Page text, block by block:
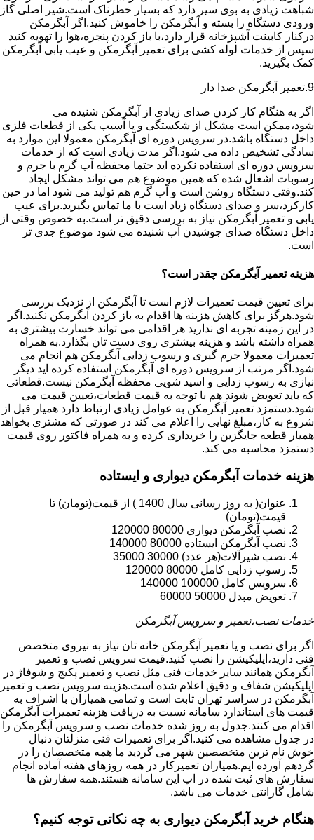
شباهت زیادی به بوی سیر دارد که بسیار خطرناک است.شیر اصلی گاز
ورودی دستگاه را بسته و آبگرمکن را خاموش کنید.اگر آبگرمکن
درکنار کابینت آشپزخانه قرار دارد،با باز کردن پنجره،هوا را تهویه کنید
سپس از خدمات لوله کشی برای تعمیر آبگرمکن و عیب یابی آبگرمکن
کمک بگیرید.
9.تعمیر آبگرمکن صدا دار
اگر به هنگام کار کردن صدای زیادی از آبگرمکن شنیده می
شود،ممکن است مشکل از شکستگی و یا آسیب یکی از قطعات فلزی
داخل دستگاه باشد.در سرویس دوره ای آبگرمکن معمولا این موارد به
سادگی تشخیص داده می شود.اگر مدت زیادی است که از خدمات
سرویس دوره ای استفاده نکرده اید حتما محفظه آب گرم با جرم و
رسوبات اشغال شده که همین موضوع هم می تواند مشکل ایجاد
کند.وقتی دستگاه روشن است و آب گرم هم تولید می شود اما در حین
کارکرد،سر و صدای دستگاه زیاد است با ما تماس بگیرید.برای عیب
یابی و تعمیر آبگرمکن نیاز به بررسی دقیق تر است.به خصوص وقتی از
داخل دستگاه صدای جوشیدن آب شنیده می شود موضوع جدی تر
است.
هزینه تعمیر آبگرمکن چقدر است؟
برای تعیین قیمت تعمیرات لازم است تا آبگرمکن از نزدیک بررسی
شود.هرگز برای کاهش هزینه ها اقدام به باز کردن آبگرمکن نکنید.اگر
در این زمینه تجربه ای ندارید هر اقدامی می تواند خسارت بیشتری به
همراه داشته باشد و هزینه بیشتری روی دست تان بگذارد.به همراه
تعمیرات معمولا جرم گیری و رسوب زدایی آبگرمکن هم انجام می
شود.اگر مرتب از سرویس دوره ای آبگرمکن استفاده کرده اید دیگر
نیازی به رسوب زدایی و اسید شویی محفظه آبگرمکن نیست.قطعاتی
که باید تعویض شوند هم با توجه به قیمت قطعات،تعیین قیمت می
شود.دستمزد تعمیر آبگرمکن به عوامل زیادی ارتباط دارد همیار قبل از
شروع به کار،مبلغ نهایی را اعلام می کند در صورتی که مشتری بخواهد
همیار قطعه جایگزین را خریداری کرده و به همراه فاکتور روی قیمت
دستمزد محاسبه می کند.
هزینه خدمات آبگرمکن دیواری و ایستاده
عنوان( به روز رسانی سال 1400 ) از قیمت(تومان) تا
قیمت(تومان)
نصب آبگرمکن دیواری 80000 120000
نصب آبگرمکن ایستاده 80000 140000
نصب شیرآلات(هر عدد) 30000 35000
رسوب زدایی کامل 80000 120000
سرویس کامل 100000 140000
تعویض مبدل 50000 60000
خدمات نصب،تعمیر و سرویس آبگرمکن
اگر برای نصب و یا تعمیر آبگرمکن خانه تان نیاز به نیروی متخصص
فنی دارید،اپلیکیشن را نصب کنید.قیمت سرویس نصب و تعمیر
آبگرمکن همانند سایر خدمات فنی مثل نصب و تعمیر پکیج و شوفاژ در
اپلیکیشن شفاف و دقیق اعلام شده است.هزینه سرویس نصب و تعمیر
آبگرمکن در سراسر تهران ثابت است و تمامی همیاران با اشراف به
قیمت های استاندارد سامانه نسبت به دریافت هزینه تعمیرات آبگرمکن
اقدام می کنند.جدول به روز شده خدمات نصب و سرویس آبگرمکن را
در جدول مشاهده می کنید.اگر برای تعمیرات فنی منزلتان دنبال
خوش نام ترین متخصصین شهر می گردید ما همه متخصصان را در
گردهم آورده ایم.همیاران تعمیرکار در همه روزهای هفته آماده انجام
سفارش های ثبت شده در اپ این سامانه هستند.همه سفارش ها
شامل گارانتی خدمات می باشد.
هنگام خرید آبگرمکن دیواری به چه نکاتی توجه کنیم؟